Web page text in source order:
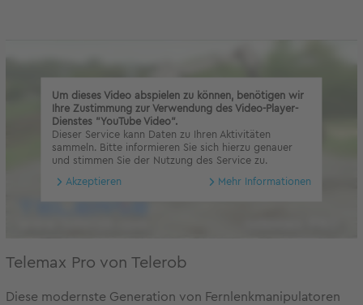
Um dieses Video abspielen zu können, benötigen wir
Ihre Zustimmung zur Verwendung des Video-Player-
Dienstes "YouTube Video".
Dieser Service kann Daten zu Ihren Aktivitäten
sammeln. Bitte informieren Sie sich hierzu genauer
und stimmen Sie der Nutzung des Service zu.
Akzeptieren Mehr Informationen
Telemax Pro von Telerob
Diese modernste Generation von Fernlenkmanipulatoren